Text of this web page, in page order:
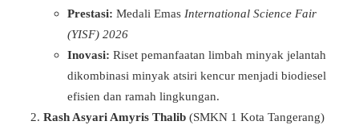
Prestasi: Medali Emas International Science Fair
(YISF) 2026
Inovasi: Riset pemanfaatan limbah minyak jelantah
dikombinasi minyak atsiri kencur menjadi biodiesel
efisien dan ramah lingkungan.
Rash Asyari Amyris Thalib (SMKN 1 Kota Tangerang)